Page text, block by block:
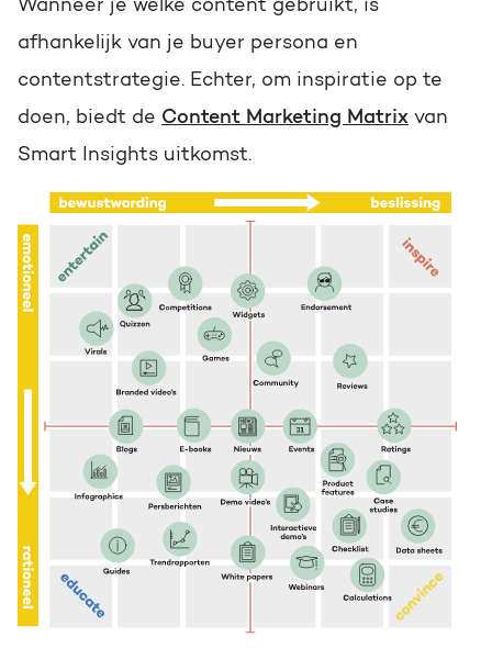
Wanneer je welke content gebruikt, is
afhankelijk van je buyer persona en
contentstrategie. Echter, om inspiratie op te
doen, biedt de Content Marketing Matrix van
Smart Insights uitkomst.